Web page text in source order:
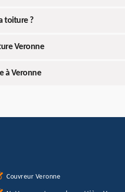
toiture ?
Veronne
à Veronne
Couvreur Veronne